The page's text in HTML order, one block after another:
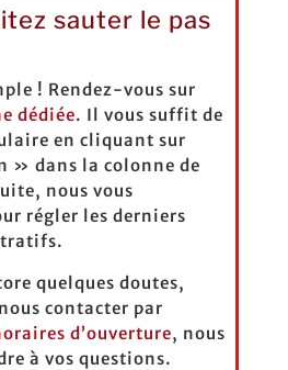
sauter le pas
! Rendez-vous sur
dédiée. Il vous suffit de
en cliquant sur
» dans la colonne de
nous vous
régler les derniers
quelques doutes,
contacter par
d’ouverture, nous
à vos questions.